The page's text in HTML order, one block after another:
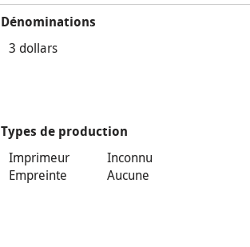
Dénominations
3 dollars
Types de production
Imprimeur
Inconnu
Empreinte
Aucune